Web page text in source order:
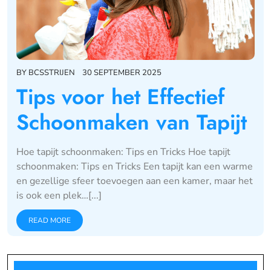
BY BCSSTRIJEN 30 SEPTEMBER 2025
Tips voor het Effectief
Schoonmaken van Tapijt
Hoe tapijt schoonmaken: Tips en Tricks Hoe tapijt
schoonmaken: Tips en Tricks Een tapijt kan een warme
en gezellige sfeer toevoegen aan een kamer, maar het
is ook een plek…[...]
READ MORE